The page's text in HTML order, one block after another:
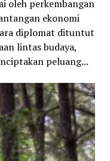
oleh perkembangan
ekonomi
diplomat dituntut
lintas budaya,
peluang...